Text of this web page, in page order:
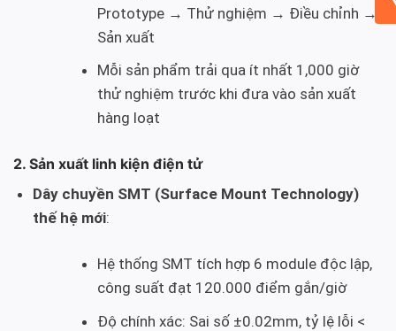
Prototype → Thử nghiệm → Điều chỉnh →
Sản xuất
Mỗi sản phẩm trải qua ít nhất 1,000 giờ
thử nghiệm trước khi đưa vào sản xuất
hàng loạt
2. Sản xuất linh kiện điện tử
Dây chuyền SMT (Surface Mount Technology)
thế hệ mới:
Hệ thống SMT tích hợp 6 module độc lập,
công suất đạt 120.000 điểm gắn/giờ
Độ chính xác: Sai số ±0.02mm, tỷ lệ lỗi <